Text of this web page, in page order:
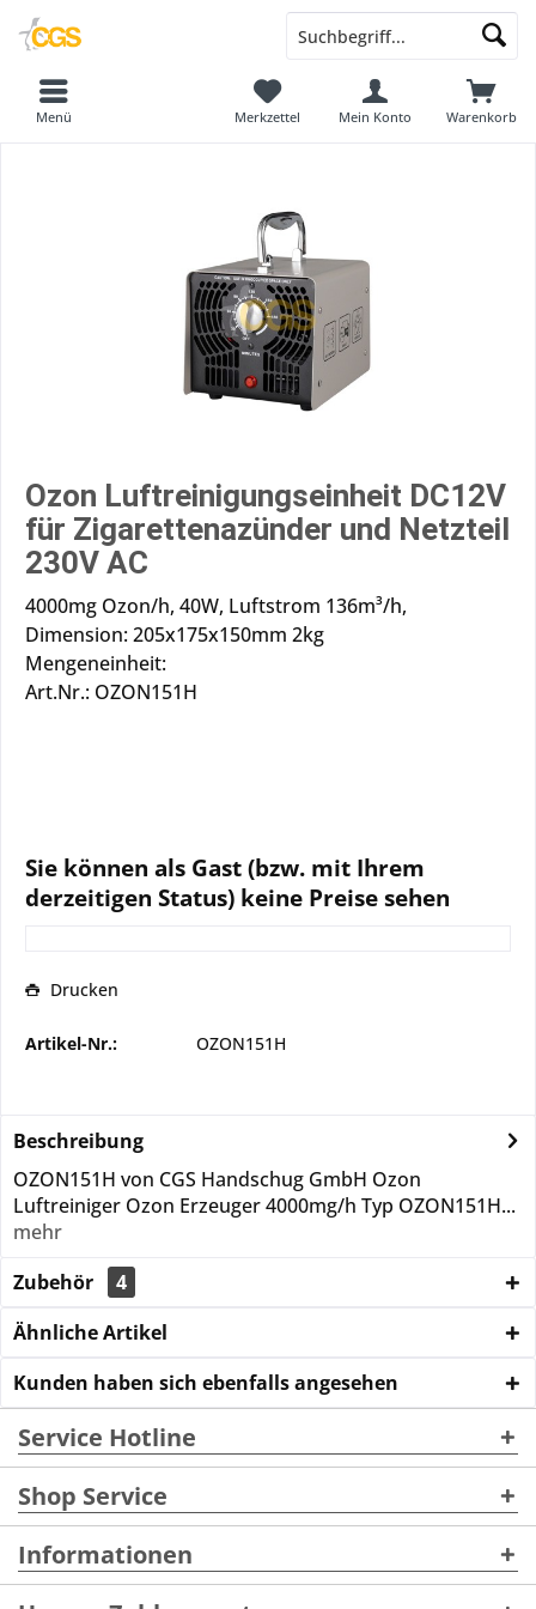
Warenkorb
Merkzettel Mein Konto
Menü
Ozon Luftreinigungseinheit DC12V
für Zigarettenazünder und Netzteil
230V AC
4000mg Ozon/h, 40W, Luftstrom 136m³/h,
Dimension: 205x175x150mm 2kg
Mengeneinheit:
Art.Nr.: OZON151H
Sie können als Gast (bzw. mit Ihrem
derzeitigen Status) keine Preise sehen
Drucken
Artikel-Nr.: OZON151H
Beschreibung
OZON151H von CGS Handschug GmbH Ozon
Luftreiniger Ozon Erzeuger 4000mg/h Typ OZON151H...
mehr
Zubehör
4
Ähnliche Artikel
Kunden haben sich ebenfalls angesehen
Service Hotline
Shop Service
Informationen